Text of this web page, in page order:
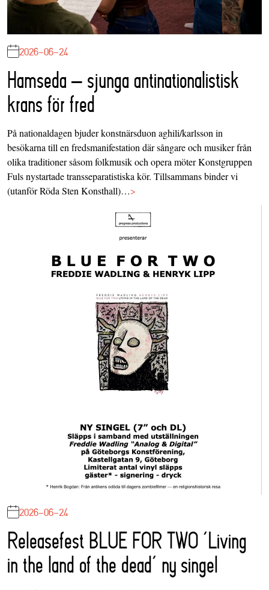
2026-06-24
Hamseda – sjunga antinationalistisk
krans för fred
På nationaldagen bjuder konstnärsduon aghili/karlsson in
besökarna till en fredsmanifestation där sångare och musiker från
olika traditioner såsom folkmusik och opera möter Konstgruppen
Fuls nystartade transseparatistiska kör. Tillsammans binder vi
(utanför Röda Sten Konsthall)…>
2026-06-24
Releasefest BLUE FOR TWO ‘Living
in the land of the dead’ ny singel